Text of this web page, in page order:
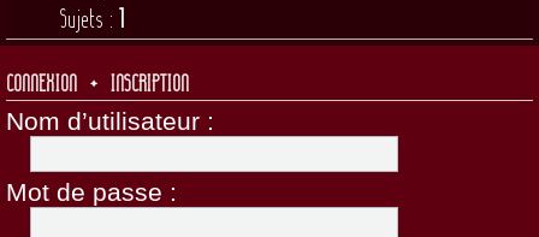
Sujets : 1
CONNEXION • INSCRIPTION
Nom d’utilisateur :
Mot de passe :